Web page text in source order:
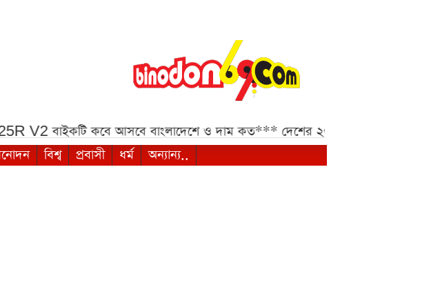
বাইকটি কবে আসবে বাংলাদেশে ও দাম কত*** দেশের ২৩তম রাষ্ট্রপতি কে
বিশ্ব প্রবাসী ধর্ম অন্যান্য..